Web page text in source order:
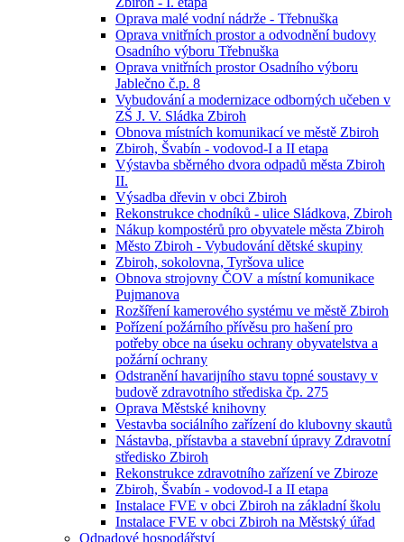
Oprava malé vodní nádrže - Třebnuška
Oprava vnitřních prostor a odvodnění budovy
Osadního výboru Třebnuška
Oprava vnitřních prostor Osadního výboru
Jablečno č.p. 8
Vybudování a modernizace odborných učeben v
ZŠ J. V. Sládka Zbiroh
Obnova místních komunikací ve městě Zbiroh
Zbiroh, Švabín - vodovod-I a II etapa
Výstavba sběrného dvora odpadů města Zbiroh
II.
Výsadba dřevin v obci Zbiroh
Rekonstrukce chodníků - ulice Sládkova, Zbiroh
Nákup kompostérů pro obyvatele města Zbiroh
Město Zbiroh - Vybudování dětské skupiny
Zbiroh, sokolovna, Tyršova ulice
Obnova strojovny ČOV a místní komunikace
Pujmanova
Rozšíření kamerového systému ve městě Zbiroh
Pořízení požárního přívěsu pro hašení pro
potřeby obce na úseku ochrany obyvatelstva a
požární ochrany
Odstranění havarijního stavu topné soustavy v
budově zdravotního střediska čp. 275
Oprava Městské knihovny
Vestavba sociálního zařízení do klubovny skautů
Nástavba, přístavba a stavební úpravy Zdravotní
středisko Zbiroh
Rekonstrukce zdravotního zařízení ve Zbiroze
Zbiroh, Švabín - vodovod-I a II etapa
Instalace FVE v obci Zbiroh na základní školu
Instalace FVE v obci Zbiroh na Městský úřad
Odpadové hospodářství